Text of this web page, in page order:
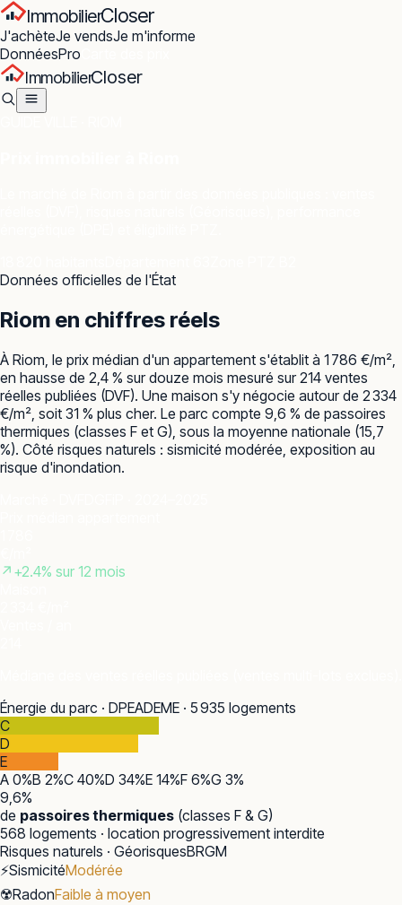
ImmobilierCloser
J'achèteJe vendsJe m'informe
DonnéesPro
ImmobilierCloser
Données officielles de l'État
Riom en chiffres réels
À Riom, le prix médian d'un appartement s'établit à 1 786 €/m²,
en hausse de 2,4 % sur douze mois mesuré sur 214 ventes
réelles publiées (DVF). Une maison s'y négocie autour de 2 334
€/m², soit 31 % plus cher. Le parc compte 9,6 % de passoires
thermiques (classes F et G), sous la moyenne nationale (15,7
%). Côté risques naturels : sismicité modérée, exposition au
risque d'inondation.
↗ +2.4% sur 12 mois
Énergie du parc · DPEADEME · 5 935 logements
C
D
E
A 0%B 2%C 40%D 34%E 14%F 6%G 3%
9,6%
de passoires thermiques (classes F & G)
568 logements · location progressivement interdite
Risques naturels · GéorisquesBRGM
⚡SismicitéModérée
☢️RadonFaible à moyen